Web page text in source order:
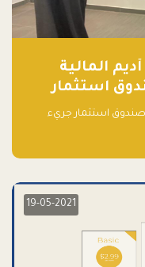
المالية
استثمار
صندوق استثمار جريء
19-05-2021